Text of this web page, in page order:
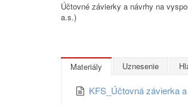
Účtovné závierky a návrhy na
a.s.)
Materiály Uznesenie
KFS_Účtovná závierka